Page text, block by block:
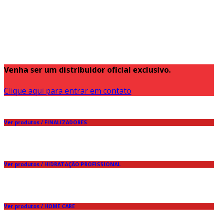
Venha ser um distribuidor oficial exclusivo.
Clique aqui para entrar em contato
Ver produtos / FINALIZADORES
Ver produtos / HIDRATAÇÃO PROFISSIONAL
Ver produtos / HOME CARE